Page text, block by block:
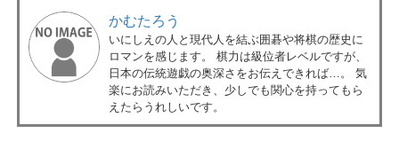
かむたろう
いにしえの人と現代人を結ぶ囲碁や将棋の歴史に
ロマンを感じます。 棋力は級位者レベルですが、
日本の伝統遊戯の奥深さをお伝えできれば…。 気
楽にお読みいただき、少しでも関心を持ってもら
えたらうれしいです。